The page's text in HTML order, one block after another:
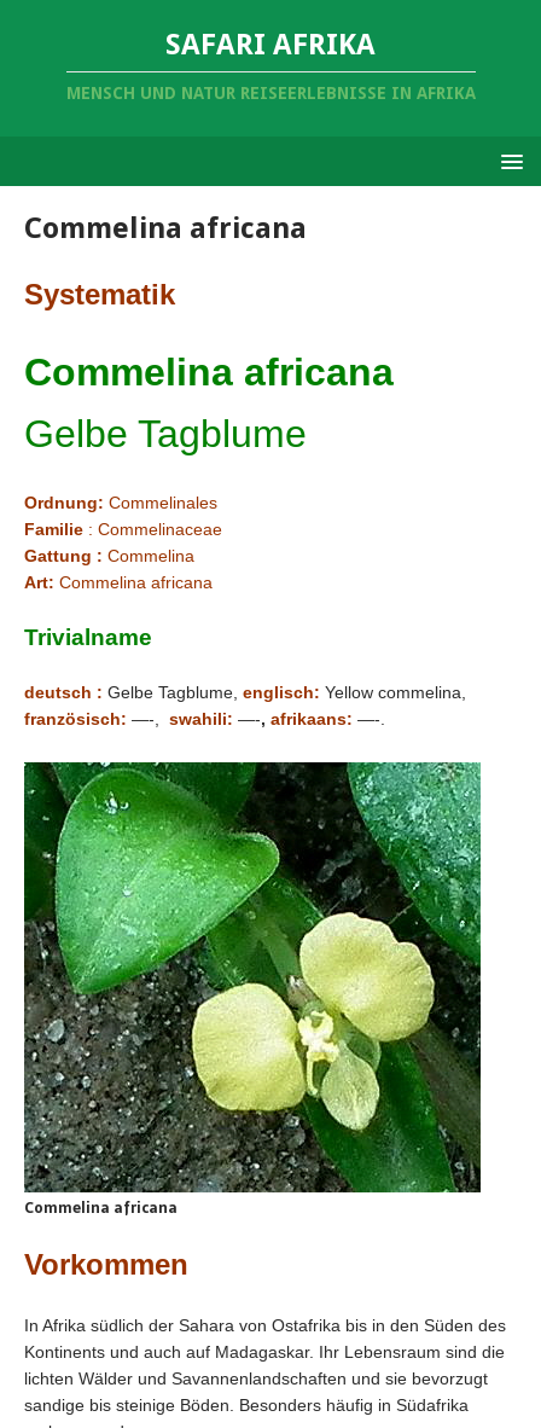
SAFARI AFRIKA
MENSCH UND NATUR REISEERLEBNISSE IN AFRIKA
Commelina africana
Systematik
Commelina africana
Gelbe Tagblume
Ordnung: Commelinales
Familie : Commelinaceae
Gattung : Commelina
Art: Commelina africana
Trivialname
deutsch : Gelbe Tagblume, englisch: Yellow commelina,
französisch: —-, swahili: —-, afrikaans: —-.
Commelina africana
Vorkommen
In Afrika südlich der Sahara von Ostafrika bis in den Süden des
Kontinents und auch auf Madagaskar. Ihr Lebensraum sind die
lichten Wälder und Savannenlandschaften und sie bevorzugt
sandige bis steinige Böden. Besonders häufig in Südafrika